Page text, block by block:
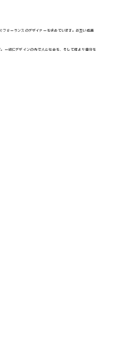
リーランスのデザイナーを求めています。お互い成長
一緒にデザインの力で人と社会を、そして何より自分を